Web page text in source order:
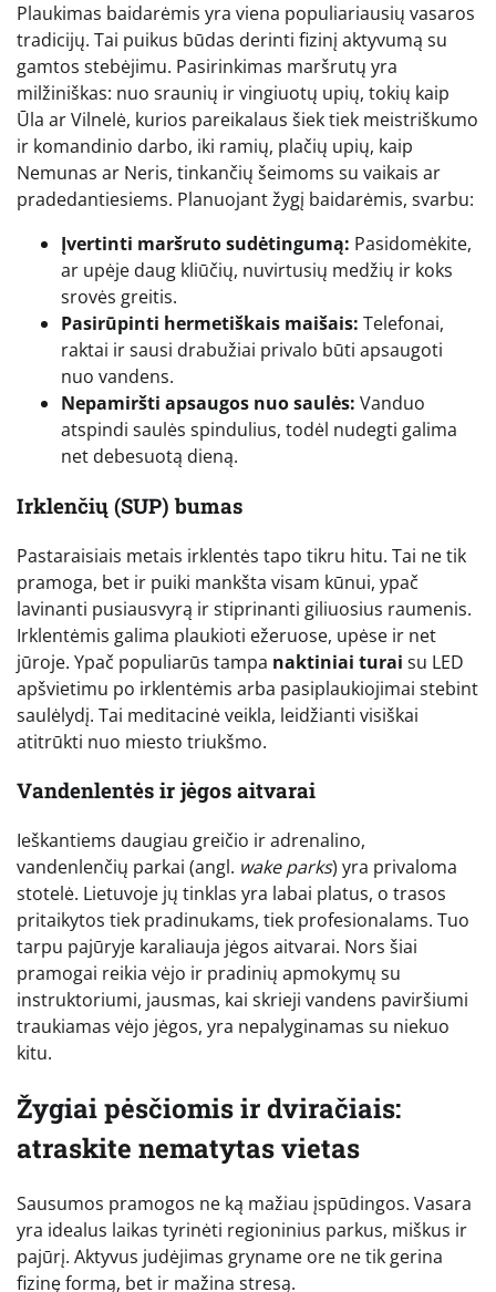
Plaukimas baidarėmis yra viena populiariausių vasaros
tradicijų. Tai puikus būdas derinti fizinį aktyvumą su
gamtos stebėjimu. Pasirinkimas maršrutų yra
milžiniškas: nuo sraunių ir vingiuotų upių, tokių kaip
Ūla ar Vilnelė, kurios pareikalaus šiek tiek meistriškumo
ir komandinio darbo, iki ramių, plačių upių, kaip
Nemunas ar Neris, tinkančių šeimoms su vaikais ar
pradedantiesiems. Planuojant žygį baidarėmis, svarbu:
Įvertinti maršruto sudėtingumą: Pasidomėkite,
ar upėje daug kliūčių, nuvirtusių medžių ir koks
srovės greitis.
Pasirūpinti hermetiškais maišais: Telefonai,
raktai ir sausi drabužiai privalo būti apsaugoti
nuo vandens.
Nepamiršti apsaugos nuo saulės: Vanduo
atspindi saulės spindulius, todėl nudegti galima
net debesuotą dieną.
Irklenčių (SUP) bumas
Pastaraisiais metais irklentės tapo tikru hitu. Tai ne tik
pramoga, bet ir puiki mankšta visam kūnui, ypač
lavinanti pusiausvyrą ir stiprinanti giliuosius raumenis.
Irklentėmis galima plaukioti ežeruose, upėse ir net
jūroje. Ypač populiarūs tampa naktiniai turai su LED
apšvietimu po irklentėmis arba pasiplaukiojimai stebint
saulėlydį. Tai meditacinė veikla, leidžianti visiškai
atitrūkti nuo miesto triukšmo.
Vandenlentės ir jėgos aitvarai
Ieškantiems daugiau greičio ir adrenalino,
vandenlenčių parkai (angl. wake parks) yra privaloma
stotelė. Lietuvoje jų tinklas yra labai platus, o trasos
pritaikytos tiek pradinukams, tiek profesionalams. Tuo
tarpu pajūryje karaliauja jėgos aitvarai. Nors šiai
pramogai reikia vėjo ir pradinių apmokymų su
instruktoriumi, jausmas, kai skrieji vandens paviršiumi
traukiamas vėjo jėgos, yra nepalyginamas su niekuo
kitu.
Žygiai pėsčiomis ir dviračiais:
atraskite nematytas vietas
Sausumos pramogos ne ką mažiau įspūdingos. Vasara
yra idealus laikas tyrinėti regioninius parkus, miškus ir
pajūrį. Aktyvus judėjimas gryname ore ne tik gerina
fizinę formą, bet ir mažina stresą.